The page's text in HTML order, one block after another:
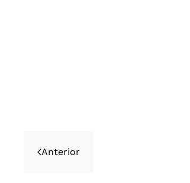
Anterior